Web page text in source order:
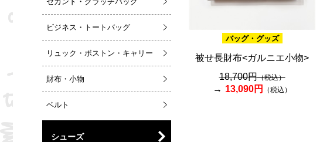
ビジネス・トートバッグ
リュック・ボストン・キャリー
財布・小物
ベルト
シューズ
バッグ・グッズ
被せ長財布<ガルニエ小物>
18,700円（税込）
13,090円 （税込）